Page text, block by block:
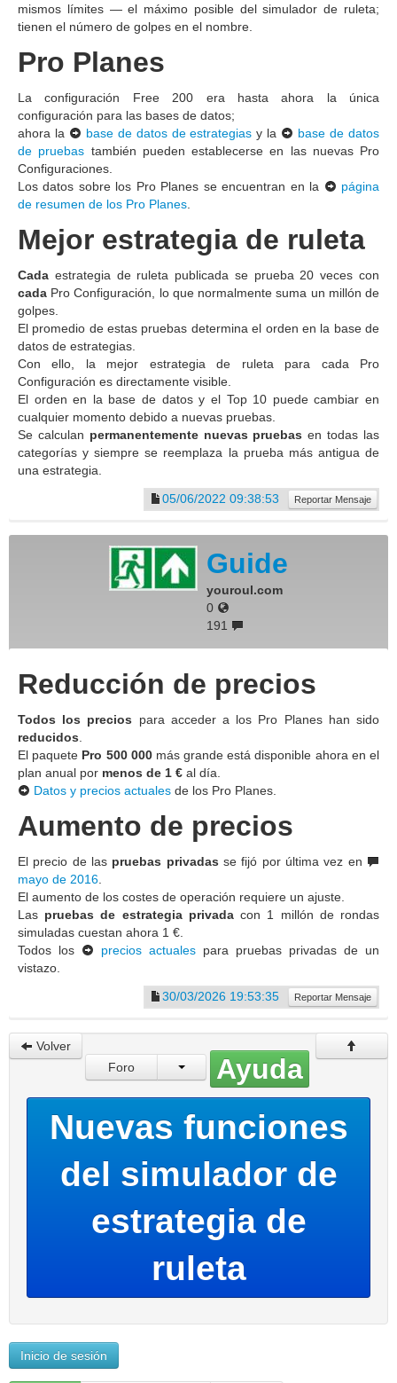
mismos límites — el máximo posible del simulador de ruleta;
tienen el número de golpes en el nombre.
Pro Planes
La configuración Free 200 era hasta ahora la única
configuración para las bases de datos;
ahora la
base de datos de estrategias y la
base de datos
de pruebas también pueden establecerse en las nuevas Pro
Configuraciones.
Los datos sobre los Pro Planes se encuentran en la
página
de resumen de los Pro Planes
Mejor estrategia de ruleta
Cada estrategia de ruleta publicada se prueba 20 veces con
cada Pro Configuración, lo que normalmente suma un millón de
golpes.
El promedio de estas pruebas determina el orden en la base de
datos de estrategias.
Con ello, la mejor estrategia de ruleta para cada Pro
Configuración es directamente visible.
El orden en la base de datos y el Top 10 puede cambiar en
cualquier momento debido a nuevas pruebas.
Se calculan permanentemente nuevas pruebas en todas las
categorías y siempre se reemplaza la prueba más antigua de
una estrategia.
05/06/2022 09:38:53
Reportar Mensaje
Guide
youroul.com
0
191
Reducción de precios
Todos los precios para acceder a los Pro Planes han sido
reducidos
El paquete Pro 500 000más grande está disponible ahora en el
plan anual por menos de 1 € al día.
Datos y precios actuales de los Pro Planes.
Aumento de precios
El precio de las pruebas privadas se fijó por última vez en
mayo de 2016
El aumento de los costes de operación requiere un ajuste.
Las pruebas de estrategia privadacon 1 millón de rondas
simuladas cuestan ahora 1 €.
Todos los
precios actuales para pruebas privadas de un
vistazo.
30/03/2026 19:53:35
Reportar Mensaje
Volver
Foro
Ayuda
Nuevas funciones
del simulador de
estrategia de
ruleta
Inicio de sesión